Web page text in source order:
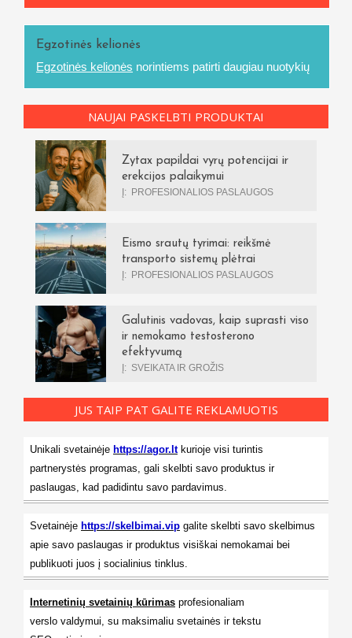
Egzotinės kelionės
Egzotinės kelionės norintiems patirti daugiau nuotykių
NAUJAI PASKELBTI PRODUKTAI
Zytax papildai vyrų potencijai ir
erekcijos palaikymui
Į: PROFESIONALIOS PASLAUGOS
Eismo srautų tyrimai: reikšmė
transporto sistemų plėtrai
Į: PROFESIONALIOS PASLAUGOS
Galutinis vadovas, kaip suprasti viso
ir nemokamo testosterono
efektyvumą
Į: SVEIKATA IR GROŽIS
JUS TAIP PAT GALITE REKLAMUOTIS
Unikali svetainėje https://agor.ltkurioje visi turintis
partnerystės programas, gali skelbti savo produktus ir
paslaugas, kad padidintu savo pardavimus.
Svetainėje https://skelbimai.vip galite skelbti savo skelbimus
apie savo paslaugas ir produktus visiškai nemokamai bei
publikuoti juos į socialinius tinklus.
Internetinių svetainių kūrimas profesionaliam
verslo valdymui, su maksimaliu svetainės ir tekstu